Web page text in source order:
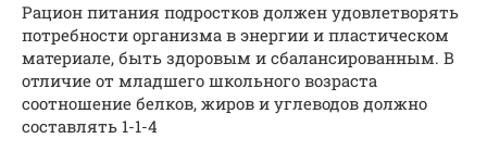
Рацион питания подростков должен удовлетворять
потребности организма в энергии и пластическом
материале, быть здоровым и сбалансированным. В
отличие от младшего школьного возраста
соотношение белков, жиров и углеводов должно
составлять 1-1-4